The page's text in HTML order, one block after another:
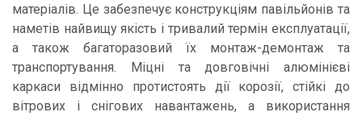
матеріалів. Це забезпечує конструкціям павільйонів та
наметів найвищу якість і тривалий термін експлуатації,
а також багаторазовий їх монтаж-демонтаж та
транспортування. Міцні та довговічні алюмінієві
каркаси відмінно протистоять дії корозії, стійкі до
вітрових і снігових навантажень, а використання